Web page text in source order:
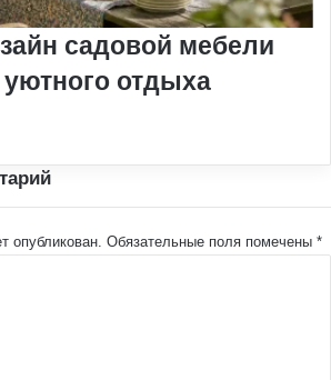
садовой мебели
отдыха
опубликован. Обязательные поля помечены *